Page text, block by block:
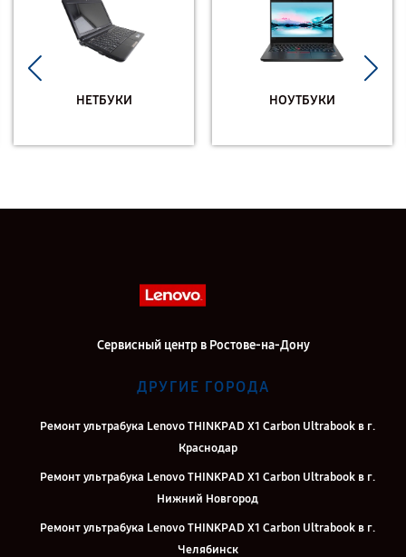
НЕТБУКИ НОУТБУКИ
Сервисный центр в Ростове-на-Дону
ДРУГИЕ ГОРОДА
Ремонт ультрабука Lenovo THINKPAD X1 Carbon Ultrabook в г.
Краснодар
Ремонт ультрабука Lenovo THINKPAD X1 Carbon Ultrabook в г.
Нижний Новгород
Ремонт ультрабука Lenovo THINKPAD X1 Carbon Ultrabook в г.
Челябинск